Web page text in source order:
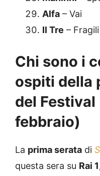
Alfa – Vai
Il Tre – Fragili
Chi sono i
ospiti della
del
febbraio)
La prima serata di
questa sera su Rai 1